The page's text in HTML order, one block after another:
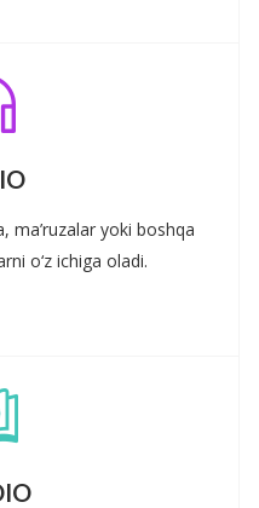
ma’ruzalar yoki boshqa
o‘z ichiga oladi.